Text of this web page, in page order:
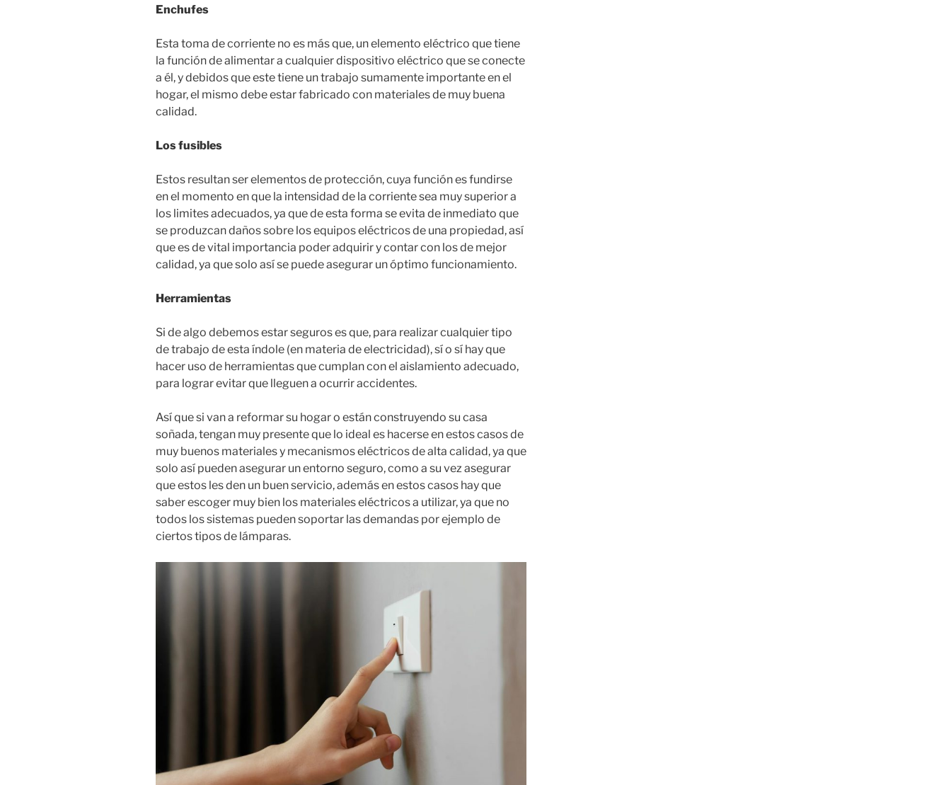
Enchufes
Esta toma de corriente no es más que, un elemento eléctrico que tiene
la función de alimentar a cualquier dispositivo eléctrico que se conecte
a él, y debidos que este tiene un trabajo sumamente importante en el
hogar, el mismo debe estar fabricado con materiales de muy buena
calidad.
Los fusibles
Estos resultan ser elementos de protección, cuya función es fundirse
en el momento en que la intensidad de la corriente sea muy superior a
los limites adecuados, ya que de esta forma se evita de inmediato que
se produzcan daños sobre los equipos eléctricos de una propiedad, así
que es de vital importancia poder adquirir y contar con los de mejor
calidad, ya que solo así se puede asegurar un óptimo funcionamiento.
Herramientas
Si de algo debemos estar seguros es que, para realizar cualquier tipo
de trabajo de esta índole (en materia de electricidad), sí o sí hay que
hacer uso de herramientas que cumplan con el aislamiento adecuado,
para lograr evitar que lleguen a ocurrir accidentes.
Así que si van a reformar su hogar o están construyendo su casa
soñada, tengan muy presente que lo ideal es hacerse en estos casos de
muy buenos materiales y mecanismos eléctricos de alta calidad, ya que
solo así pueden asegurar un entorno seguro, como a su vez asegurar
que estos les den un buen servicio, además en estos casos hay que
saber escoger muy bien los materiales eléctricos a utilizar, ya que no
todos los sistemas pueden soportar las demandas por ejemplo de
ciertos tipos de lámparas.